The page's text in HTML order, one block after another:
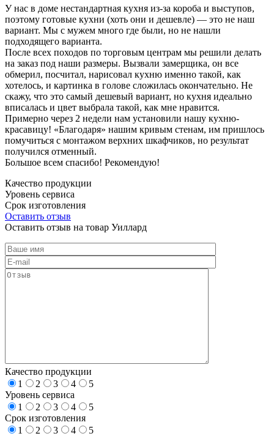
У нас в доме нестандартная кухня из-за короба и выступов,
поэтому готовые кухни (хоть они и дешевле) — это не наш
вариант. Мы с мужем много где были, но не нашли
подходящего варианта.
После всех походов по торговым центрам мы решили делать
на заказ под наши размеры. Вызвали замерщика, он все
обмерил, посчитал, нарисовал кухню именно такой, как
хотелось, и картинка в голове сложилась окончательно. Не
скажу, что это самый дешевый вариант, но кухня идеально
вписалась и цвет выбрала такой, как мне нравится.
Примерно через 2 недели нам установили нашу кухню-
красавицу! «Благодаря» нашим кривым стенам, им пришлось
помучиться с монтажом верхних шкафчиков, но результат
получился отменный.
Большое всем спасибо! Рекомендую!
Качество продукции
Уровень сервиса
Срок изготовления
Оставить отзыв
Оставить отзыв на товар Уиллард
Качество продукции
1
2 3 4
5
Уровень сервиса
1
2 3 4
5
Срок изготовления
1
2 3 4
5